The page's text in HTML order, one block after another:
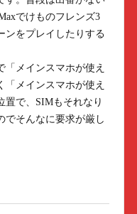
でけものフレンズ3
ンをプレイしたりする
メインスマホが使え
「メインスマホが使え
置で、SIMもそれなり
でそんなに要求が厳し